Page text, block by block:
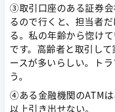
③取引口座のある証券
るので行くと、担当者
る。私の年齢から惚け
です。高齢者と取引し
ースが多いらしい。ト
う。
④ある金融機関のATM
以上引き出せない。